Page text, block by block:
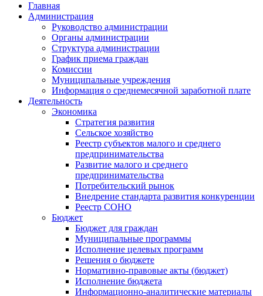
Главная
Администрация
Руководство администрации
Органы администрации
Структура администрации
График приема граждан
Комиссии
Муниципальные учреждения
Информация о среднемесячной заработной плате
Деятельность
Экономика
Стратегия развития
Сельское хозяйство
Реестр субъектов малого и среднего
предпринимательства
Развитие малого и среднего
предпринимательства
Потребительский рынок
Внедрение стандарта развития конкуренции
Реестр СОНО
Бюджет
Бюджет для граждан
Муниципальные программы
Исполнение целевых программ
Решения о бюджете
Нормативно-правовые акты (бюджет)
Исполнение бюджета
Информационно-аналитические материалы